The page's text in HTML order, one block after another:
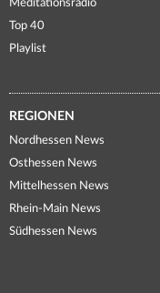
Meditationsradio
Top 40
Playlist
REGIONEN
Nordhessen News
Osthessen News
Mittelhessen News
Rhein-Main News
Südhessen News